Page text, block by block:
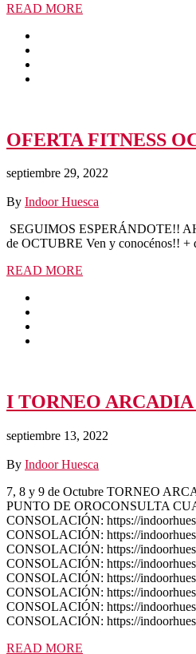
READ MORE
OFERTA FITNESS
septiembre 29, 2022
By Indoor Huesca
SEGUIMOS ESPERÁNDOTE!!
de OCTUBRE Ven y conocénos!! +
READ MORE
I TORNEO ARCADIA
septiembre 13, 2022
By Indoor Huesca
7, 8 y 9 de Octubre TORNEO
PUNTO DE OROCONSULTA
CONSOLACIÓN: https://
CONSOLACIÓN: https://
CONSOLACIÓN: https://
CONSOLACIÓN: https://
CONSOLACIÓN: https://
CONSOLACIÓN: https://
CONSOLACIÓN: https://
CONSOLACIÓN: https://
READ MORE